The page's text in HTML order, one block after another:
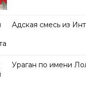
Адская смесь из
Ураган по имени